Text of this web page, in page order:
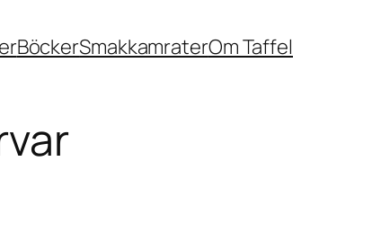
BöckerSmakkamraterOm Taffel